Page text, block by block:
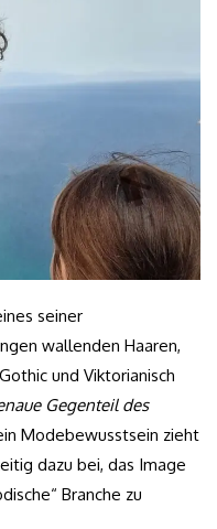
seiner
wallenden Haaren,
und Viktorianisch
Gegenteil des
Modebewusstsein zieht
dazu bei, das Image
Branche zu